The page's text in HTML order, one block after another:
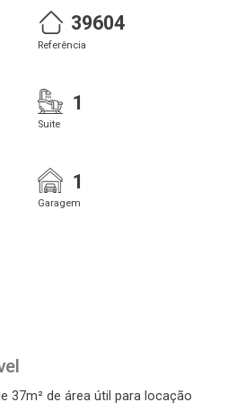
39604
Referência
1
Suite
1
Garagem
37m² de área útil para locação